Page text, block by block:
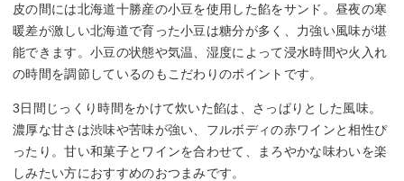
皮の間には北海道十勝産の小豆を使用した餡をサンド。昼夜の寒
暖差が激しい北海道で育った小豆は糖分が多く、力強い風味が堪
能できます。小豆の状態や気温、湿度によって浸水時間や火入れ
の時間を調節しているのもこだわりのポイントです。
3日間じっくり時間をかけて炊いた餡は、さっぱりとした風味。
濃厚な甘さは渋味や苦味が強い、フルボディの赤ワインと相性ぴ
ったり。甘い和菓子とワインを合わせて、まろやかな味わいを楽
しみたい方におすすめのおつまみです。